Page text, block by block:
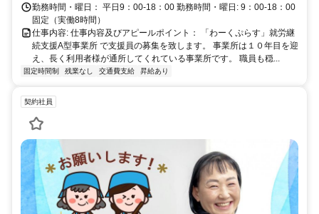
勤務時間・曜日： 平日9：00-18：00 勤務時間・曜日: 9：00-18：00
固定（実働8時間）
仕事内容: 仕事内容及びアピールポイント： 「わーくぷらす」就労継
続支援A型事業所 で支援員の募集を致します。 事業所は１０年目を迎
え、長く利用者様が通所してくれている事業所です。 職員も穏...
固定時間制 残業なし 交通費支給 昇給あり
契約社員